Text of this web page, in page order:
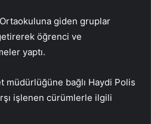
giden gruplar
öğrenci ve
yaptı.
müdürlüğüne bağlı Haydi Polis
işlenen cürümlerle ilgili